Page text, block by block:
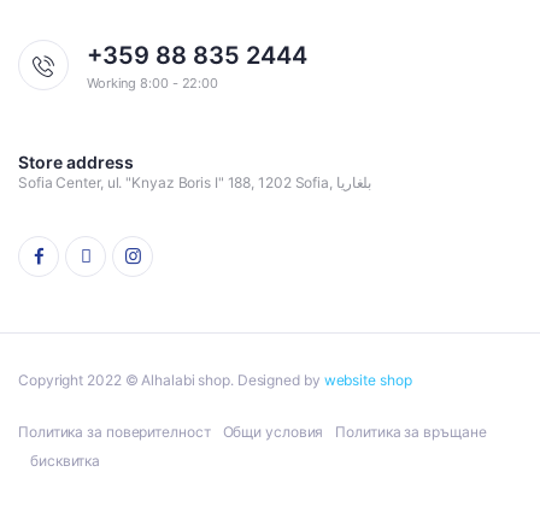
+359 88 835 2444
Working 8:00 - 22:00
Store address
Sofia Center, ul. "Knyaz Boris I" 188, 1202 Sofia, بلغاريا
Copyright 2022 © Alhalabi shop. Designed by website shop
Политика за поверителност Общи условия
Политика за връщане
бисквитка